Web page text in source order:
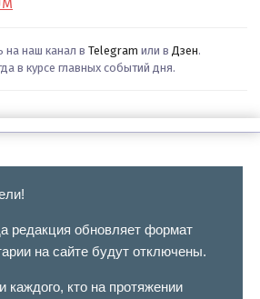
на наш канал в Telegram или в Дзен.
в курсе главных событий дня.
редакция обновляет формат
на сайте будут отключены.
каждого, кто на протяжении